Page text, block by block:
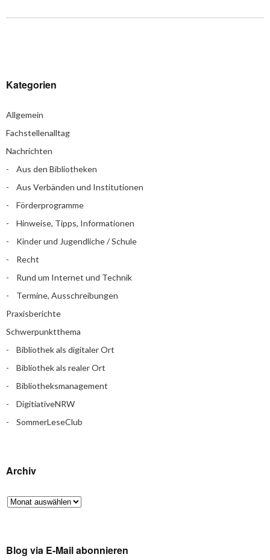
Kategorien
Allgemein
Fachstellenalltag
Nachrichten
Aus den Bibliotheken
Aus Verbänden und Institutionen
Förderprogramme
Hinweise, Tipps, Informationen
Kinder und Jugendliche / Schule
Recht
Rund um Internet und Technik
Termine, Ausschreibungen
Praxisberichte
Schwerpunktthema
Bibliothek als digitaler Ort
Bibliothek als realer Ort
Bibliotheksmanagement
DigitiativeNRW
SommerLeseClub
Archiv
Blog via E-Mail abonnieren